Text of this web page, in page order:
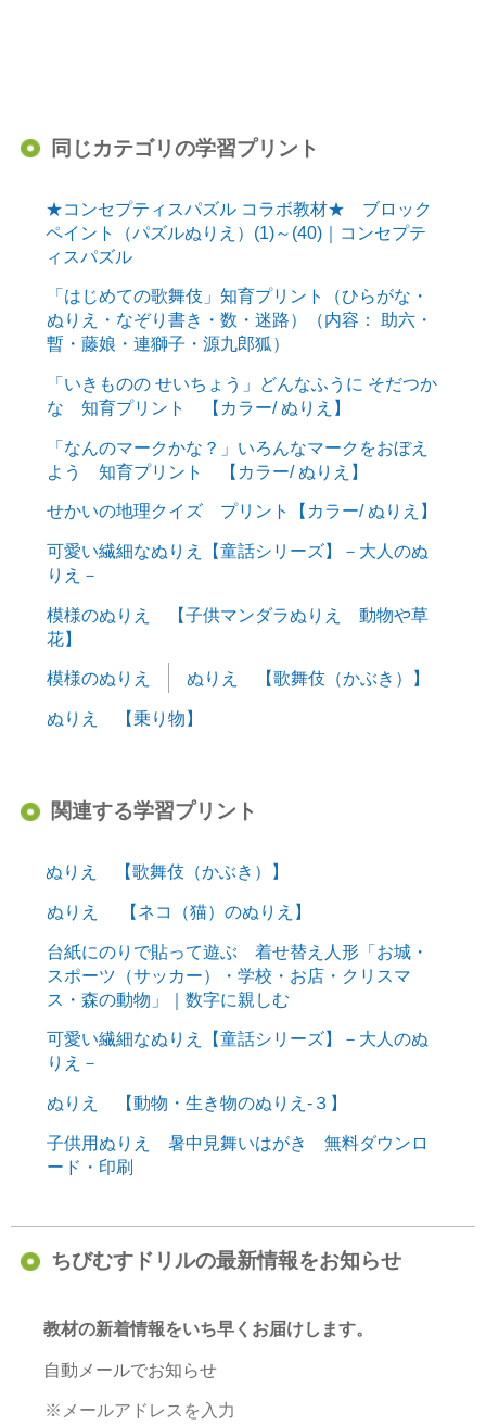
同じカテゴリの学習プリント
★コンセプティスパズル コラボ教材★ ブロック
ペイント（パズルぬりえ）(1)～(40)｜コンセプテ
ィスパズル
「はじめての歌舞伎」知育プリント（ひらがな・
ぬりえ・なぞり書き・数・迷路）（内容： 助六・
暫・藤娘・連獅子・源九郎狐）
「いきものの せいちょう」どんなふうに そだつか
な 知育プリント 【カラー/ ぬりえ】
「なんのマークかな？」いろんなマークをおぼえ
よう 知育プリント 【カラー/ ぬりえ】
せかいの地理クイズ プリント【カラー/ ぬりえ】
可愛い繊細なぬりえ【童話シリーズ】－大人のぬ
りえ－
模様のぬりえ 【子供マンダラぬりえ 動物や草
花】
模様のぬりえ ぬりえ 【歌舞伎（かぶき）】
ぬりえ 【乗り物】
関連する学習プリント
ぬりえ 【歌舞伎（かぶき）】
ぬりえ 【ネコ（猫）のぬりえ】
台紙にのりで貼って遊ぶ 着せ替え人形「お城・
スポーツ（サッカー）・学校・お店・クリスマ
ス・森の動物」｜数字に親しむ
可愛い繊細なぬりえ【童話シリーズ】－大人のぬ
りえ－
ぬりえ 【動物・生き物のぬりえ-３】
子供用ぬりえ 暑中見舞いはがき 無料ダウンロ
ード・印刷
ちびむすドリルの最新情報をお知らせ
教材の新着情報をいち早くお届けします。
自動メールでお知らせ